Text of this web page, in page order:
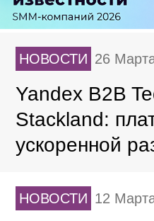
НОВОСТИ 26
Yandex B2B
Stackland:
ускоренной
НОВОСТИ 12